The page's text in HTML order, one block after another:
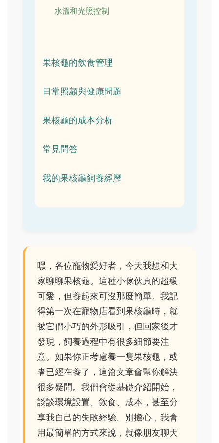
水溫和光照控制
果核龜的飲食管理
日常照顧與健康問題
果核龜的成本分析
常見問答
我的果核龜飼養經歷
嘿，各位寵物愛好者，今天我想和大
家聊聊果核龜。這種小傢伙真的超級
可愛，但養起來可沒那麼簡單。我記
得第一次在寵物店看到果核龜時，就
被它們小巧的外形吸引，但回家後才
發現，飼養過程中有很多細節要注
意。如果你正考慮養一隻果核龜，或
者已經在養了，這篇文章會幫你解決
很多疑問。我們會從基礎介紹開始，
談談環境設置、飲食、成本，甚至分
享我自己的失敗經驗。別擔心，我會
用最簡單的方式來說，就像朋友聊天